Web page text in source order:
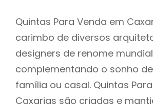
Quintas Para Venda em
carimbo de diversos
designers de renome
complementando o sonho
família ou casal. Quintas
Caxarias são criadas e